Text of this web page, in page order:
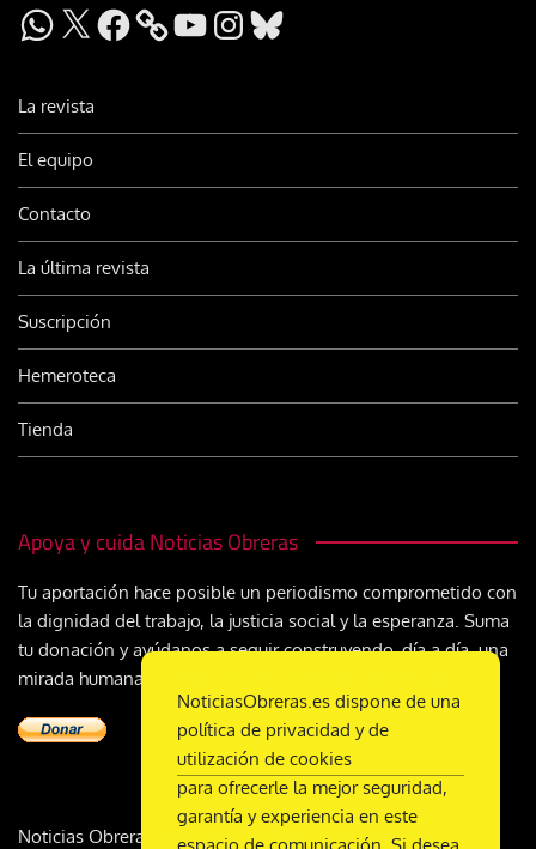
WhatsApp
X Facebook YouTubeInstagram
Bluesky
La revista
El equipo
Contacto
La última revista
Suscripción
Hemeroteca
Tienda
Apoya y cuida Noticias Obreras
Tu aportación hace posible un periodismo comprometido con
la dignidad del trabajo, la justicia social y la esperanza. Suma
tu donación y ayúdanos a seguir construyendo, día a día, una
mirada humana y cristiana sobre el mundo del trabajo
Noticias Obreras | DL M-2359-1958 | ISSN 2340-9231 |
NoticiasObreras.es dispone de una
política de privacidad y de
utilización de cookies
para ofrecerle la mejor seguridad,
garantía y experiencia en este